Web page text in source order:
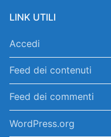
LINK UTILI
Accedi
Feed dei contenuti
Feed dei commenti
WordPress.org